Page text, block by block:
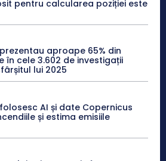
pentru calcularea poziției este
aproape 65% din
în cele 3.602 de investigații
lui 2025
AI și date Copernicus
și estima emisiile